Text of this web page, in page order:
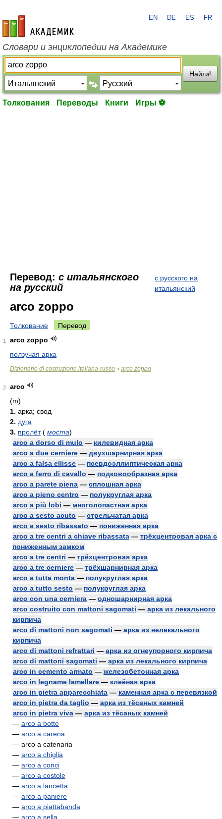
academic.ru
EN DE ES FR
Словари и энциклопедии на Академике
Найти!
Толкования Переводы Книги Игры ⚽
Перевод: с итальянского
на русский
с русского на
итальянский
arco zoppo
Толкование Перевод
1
arco zoppo
ползучая арка
Dizionario di costruzione italiana-russo > arco zoppo
2
arco
(m)
1. арка; свод
2. дуга
3. пролёт ( моста)
arco a dorso di mulo — килевидная арка
arco a due cerniere — двухшарнирная арка
arco a falsa ellisse — псевдоэллиптическая арка
arco a ferro di cavallo — подковообразная арка
arco a parete piena — сплошная арка
arco a pieno centro — полукруглая арка
arco a più lobi — многолопастная арка
arco a sesto acuto — стрельчатая арка
arco a sesto ribassato — пониженная арка
arco a tre centri a chiave ribassata — трёхцентровая арка с
пониженным замком
arco a tre centri — трёхцентровая арка
arco a tre cerniere — трёхшарнирная арка
arco a tutta monta — полукруглая арка
arco a tutto sesto — полукруглая арка
arco con una cerniera — одношарнирная арка
arco costruito con mattoni sagomati — арка из лекального
кирпича
arco di mattoni non sagomati — арка из нелекального
кирпича
arco di mattoni refrattari — арка из огнеупорного кирпича
arco di mattoni sagomati — арка из лекального кирпича
arco in cemento armato — железобетонная арка
arco in legname lamellare — клеёная арка
arco in pietra apparecchiata — каменная арка с перевязкой
arco in pietra da taglio — арка из тёсаных камней
arco in pietra viva — арка из тёсаных камней
— arco a botte
— arco a carena
— arco a catenaria
— arco a chiglia
— arco a conci
— arco a costole
— arco a lancetta
— arco a paniere
— arco a piattabanda
— arco a sella